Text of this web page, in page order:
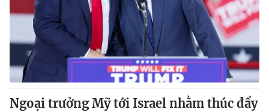
Thị trường 24h Tấm lòng Việt
VTV4 Vươn mình bằng AI
VTV9 VTV8
Ngoại trưởng Mỹ tới Israel nhằm thúc đẩy